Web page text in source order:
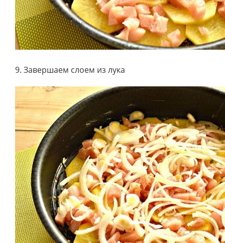
9. Завершаем слоем из лука